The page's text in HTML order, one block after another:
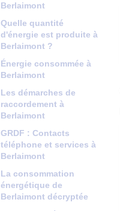
Berlaimont
Quelle quantité
d'énergie est produite à
Berlaimont ?
Énergie consommée à
Berlaimont
Les démarches de
raccordement à
Berlaimont
GRDF : Contacts
téléphone et services à
Berlaimont
La consommation
énergétique de
Berlaimont décryptée